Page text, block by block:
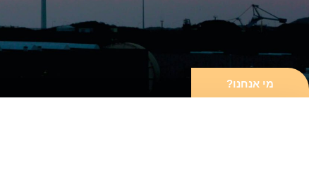
מי אנחנו?